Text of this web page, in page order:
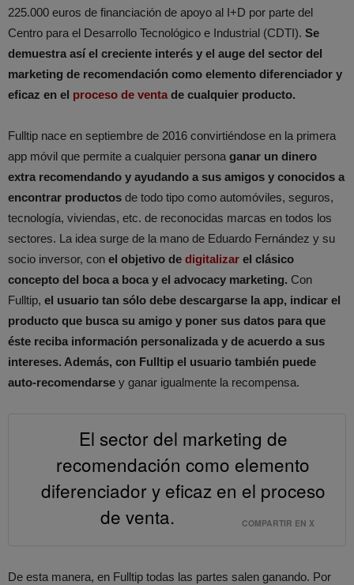
225.000 euros de financiación de apoyo al I+D por parte del
Centro para el Desarrollo Tecnológico e Industrial (CDTI). Se
demuestra así el creciente interés y el auge del sector del
marketing de recomendación como elemento diferenciador y
eficaz en el proceso de venta de cualquier producto.
Fulltip nace en septiembre de 2016 convirtiéndose en la primera
app móvil que permite a cualquier persona ganar un dinero
extra recomendando y ayudando a sus amigos y conocidos a
encontrar productos de todo tipo como automóviles, seguros,
tecnología, viviendas, etc. de reconocidas marcas en todos los
sectores. La idea surge de la mano de Eduardo Fernández y su
socio inversor, con el objetivo de digitalizar el clásico
concepto del boca a boca y el advocacy marketing. Con
Fulltip, el usuario tan sólo debe descargarse la app, indicar el
producto que busca su amigo y poner sus datos para que
éste reciba información personalizada y de acuerdo a sus
intereses. Además, con Fulltip el usuario también puede
auto-recomendarse y ganar igualmente la recompensa.
El sector del marketing de
recomendación como elemento
diferenciador y eficaz en el proceso
de venta.
COMPARTIR EN X
De esta manera, en Fulltip todas las partes salen ganando. Por